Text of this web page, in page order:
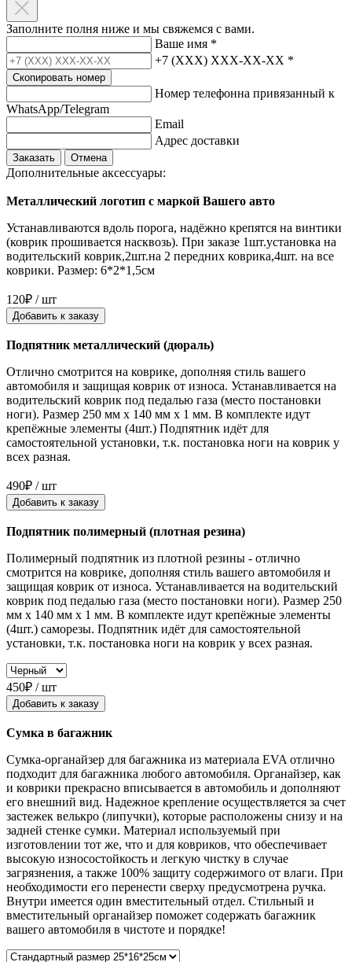
Заполните полня ниже и мы свяжемся с вами.
Ваше имя *
+7 (XXX) XXX-XX-XX *
Скопировать номер
Номер телефонна привязанный к
WhatsApp/Telegram
Email
Адрес доставки
Заказать Отмена
Дополнительные аксессуары:
Металлический логотип с маркой Вашего авто
Устанавливаются вдоль порога, надёжно крепятся на винтики
(коврик прошивается насквозь). При заказе 1шт.установка на
водительский коврик,2шт.на 2 передних коврика,4шт. на все
коврики. Размер: 6*2*1,5см
120₽ / шт
Добавить к заказу
Подпятник металлический (дюраль)
Отлично смотрится на коврике, дополняя стиль вашего
автомобиля и защищая коврик от износа. Устанавливается на
водительский коврик под педалью газа (место постановки
ноги). Размер 250 мм x 140 мм x 1 мм. В комплекте идут
крепёжные элементы (4шт.) Подпятник идёт для
самостоятельной установки, т.к. постановка ноги на коврик у
всех разная.
490₽ / шт
Добавить к заказу
Подпятник полимерный (плотная резина)
Полимерный подпятник из плотной резины - отлично
смотрится на коврике, дополняя стиль вашего автомобиля и
защищая коврик от износа. Устанавливается на водительский
коврик под педалью газа (место постановки ноги). Размер 250
мм x 140 мм x 1 мм. В комплекте идут крепёжные элементы
(4шт.) саморезы. Подпятник идёт для самостоятельной
установки, т.к. постановка ноги на коврик у всех разная.
450₽ / шт
Добавить к заказу
Сумка в багажник
Сумка-органайзер для багажника из материала EVA отлично
подходит для багажника любого автомобиля. Органайзер, как
и коврики прекрасно вписывается в автомобиль и дополняют
его внешний вид. Надежное крепление осуществляется за счет
застежек велькро (липучки), которые расположены снизу и на
задней стенке сумки. Материал используемый при
изготовлении тот же, что и для ковриков, что обеспечивает
высокую износостойкость и легкую чистку в случае
загрязнения, а также 100% защиту содержимого от влаги. При
необходимости его перенести сверху предусмотрена ручка.
Внутри имеется один вместительный отдел. Стильный и
вместительный органайзер поможет содержать багажник
вашего автомобиля в чистоте и порядке!